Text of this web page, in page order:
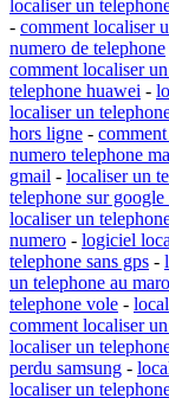
localiser un
- comment localiser
numero de telephone
comment localiser
telephone huawei -
localiser un
hors ligne -
numero telephone
gmail - localiser un
telephone sur google
localiser un
numero - logiciel
telephone sans gps -
un telephone au
telephone vole -
comment localiser
localiser un
perdu samsung -
localiser un